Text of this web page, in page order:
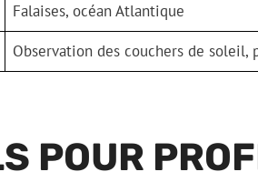
Falaises, océan Atlantique
Observation des couchers de soleil,
POUR